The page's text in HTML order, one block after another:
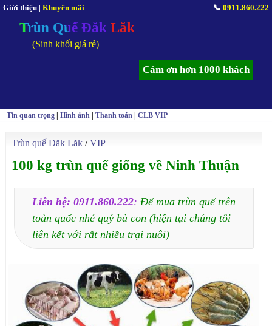
Giới thiệu | Khuyến mãi 📞 0911.860.222
Trùn Quế Đăk Lăk
(Sinh khối giá rẻ)
Cảm ơn hơn 1000 khách
Tin quan trọng |Hình ảnh |Thanh toán |CLB VIP
Trùn quế Đăk Lăk /VIP
100 kg trùn quế giống về Ninh Thuận
Liên hệ: 0911.860.222:Để mua trùn quế trên
toàn quốc nhé quý bà con (hiện tại chúng tôi
liên kết với rất nhiều trại nuôi)